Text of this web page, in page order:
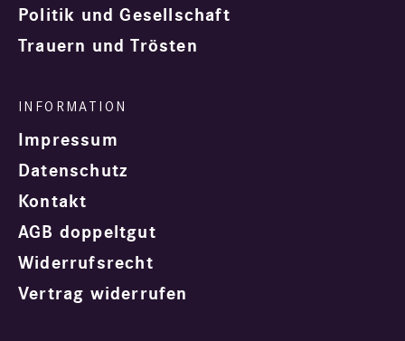
Politik und Gesellschaft
Trauern und Trösten
Impressum
Datenschutz
Kontakt
AGB doppeltgut
Widerrufsrecht
Vertrag widerrufen